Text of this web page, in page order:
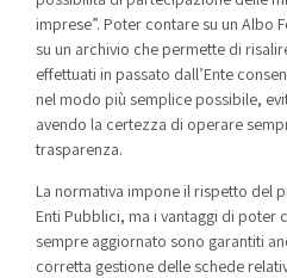
imprese”. Poter contare su un Albo
su un archivio che permette di
effettuati in passato dall’Ente
nel modo più semplice possibile,
avendo la certezza di operare
trasparenza.
La normativa impone il rispetto del
Enti Pubblici, ma i vantaggi di poter
sempre aggiornato sono garantiti
corretta gestione delle schede